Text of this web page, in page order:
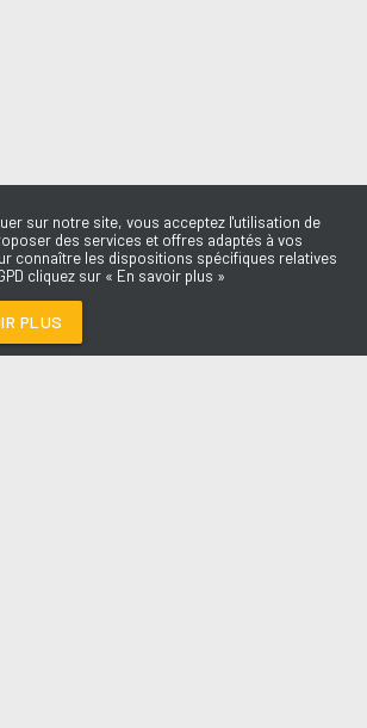
sur notre site, vous acceptez l'utilisation de
des services et offres adaptés à vos
connaître les dispositions spécifiques relatives
cliquez sur « En savoir plus »
PLUS